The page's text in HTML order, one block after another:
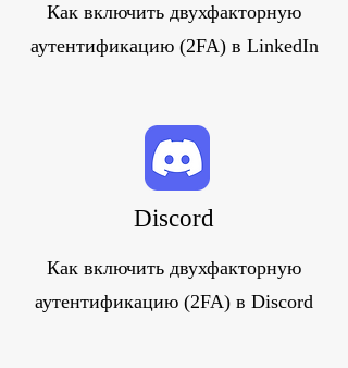
Как включить двухфакторную
аутентификацию (2FA) в LinkedIn
Discord
Как включить двухфакторную
аутентификацию (2FA) в Discord